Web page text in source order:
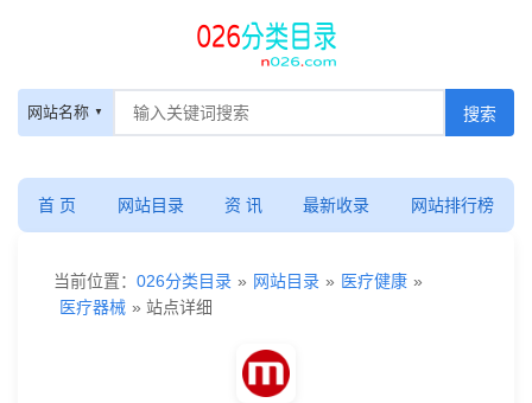
网站名称
首 页 网站目录 资 讯 最新收录 网站排行榜
当前位置： 026分类目录 » 网站目录 » 医疗健康 »
医疗器械 » 站点详细